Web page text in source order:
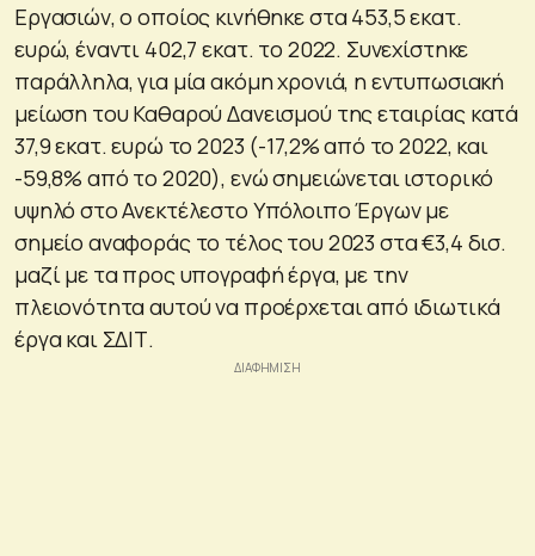
Εργασιών, ο οποίος κινήθηκε στα 453,5 εκατ.
ευρώ, έναντι 402,7 εκατ. το 2022. Συνεχίστηκε
παράλληλα, για μία ακόμη χρονιά, η εντυπωσιακή
μείωση του Καθαρού Δανεισμού της εταιρίας κατά
37,9 εκατ. ευρώ το 2023 (-17,2% από το 2022, και
-59,8% από το 2020), ενώ σημειώνεται ιστορικό
υψηλό στο Ανεκτέλεστο Υπόλοιπο Έργων με
σημείο αναφοράς το τέλος του 2023 στα €3,4 δισ.
μαζί με τα προς υπογραφή έργα, με την
πλειονότητα αυτού να προέρχεται από ιδιωτικά
έργα και ΣΔΙΤ.